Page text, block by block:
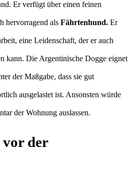
Er verfügt über einen feinen
hervorragend als Fährtenhund. Er
eine Leidenschaft, der er auch
kann. Die Argentinische Dogge eignet
der Maßgabe, dass sie gut
ausgelastet ist. Ansonsten würde
der Wohnung auslassen.
vor der